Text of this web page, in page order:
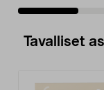
Tavalliset